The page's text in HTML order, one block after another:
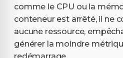
comme le CPU ou la
conteneur est arrêté, il ne
aucune ressource,
générer la moindre